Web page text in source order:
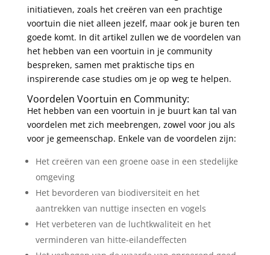
initiatieven, zoals het creëren van een prachtige
voortuin die niet alleen jezelf, maar ook je buren ten
goede komt. In dit artikel zullen we de voordelen van
het hebben van een voortuin in je community
bespreken, samen met praktische tips en
inspirerende case studies om je op weg te helpen.
Voordelen Voortuin en Community:
Het hebben van een voortuin in je buurt kan tal van
voordelen met zich meebrengen, zowel voor jou als
voor je gemeenschap. Enkele van de voordelen zijn:
Het creëren van een groene oase in een stedelijke
omgeving
Het bevorderen van biodiversiteit en het
aantrekken van nuttige insecten en vogels
Het verbeteren van de luchtkwaliteit en het
verminderen van hitte-eilandeffecten